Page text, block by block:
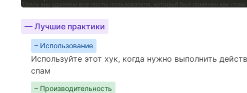
Здесь мы удаляем все посты пользователя, который был помечен как спам
— Лучшие практики
– Использование
Используйте этот хук, когда нужно выполнить
спам
– Производительность